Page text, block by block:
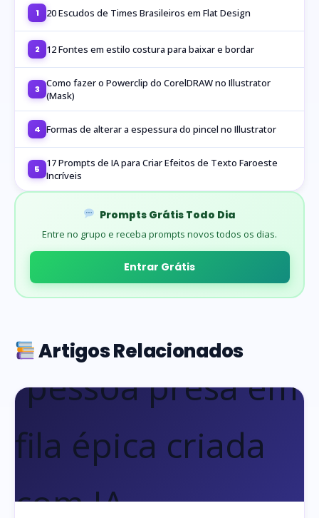
1 20 Escudos de Times Brasileiros em Flat Design
2 12 Fontes em estilo costura para baixar e bordar
3 Como fazer o Powerclip do CorelDRAW no Illustrator
(Mask)
4 Formas de alterar a espessura do pincel no Illustrator
5
17 Prompts de IA para Criar Efeitos de Texto Faroeste
Incríveis
Prompts Grátis Todo Dia
Entre no grupo e receba prompts novos todos os dias.
Entrar Grátis
Artigos Relacionados